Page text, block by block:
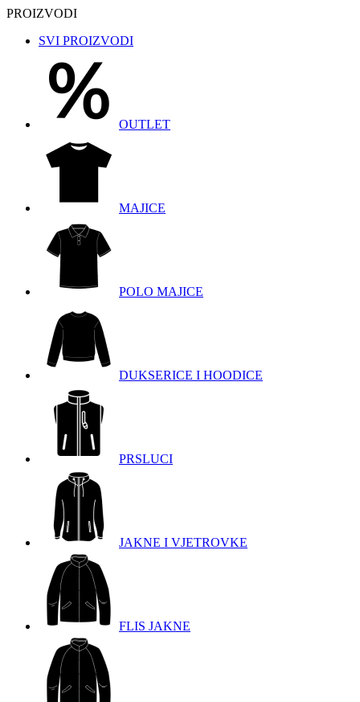
PROIZVODI
SVI PROIZVODI
OUTLET
MAJICE
POLO MAJICE
DUKSERICE I HOODICE
PRSLUCI
JAKNE I VJETROVKE
FLIS JAKNE